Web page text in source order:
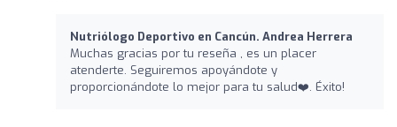
Nutriólogo Deportivo en Cancún. Andrea Herrera
Muchas gracias por tu reseña , es un placer
atenderte. Seguiremos apoyándote y
proporcionándote lo mejor para tu salud❤️‍. Éxito!